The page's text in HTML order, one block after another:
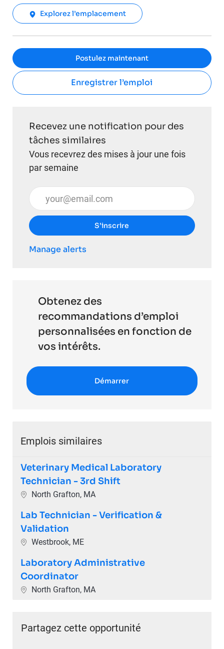
Explorez l’emplacement
Postulez maintenant
Enregistrer l’emploi
Recevez une notification pour des
tâches similaires
Vous recevrez des mises à jour une fois
par semaine
Entrez l’adresse e-mail (obligatoire)
S’inscrire
Manage alerts
Obtenez des
recommandations d’emploi
personnalisées en fonction de
vos intérêts.
Démarrer
Emplois similaires
Veterinary Medical Laboratory
Technician - 3rd Shift
Emplacement
North Grafton, MA
Lab Technician - Verification &
Validation
Emplacement
Westbrook, ME
Laboratory Administrative
Coordinator
Emplacement
North Grafton, MA
Partagez cette opportunité